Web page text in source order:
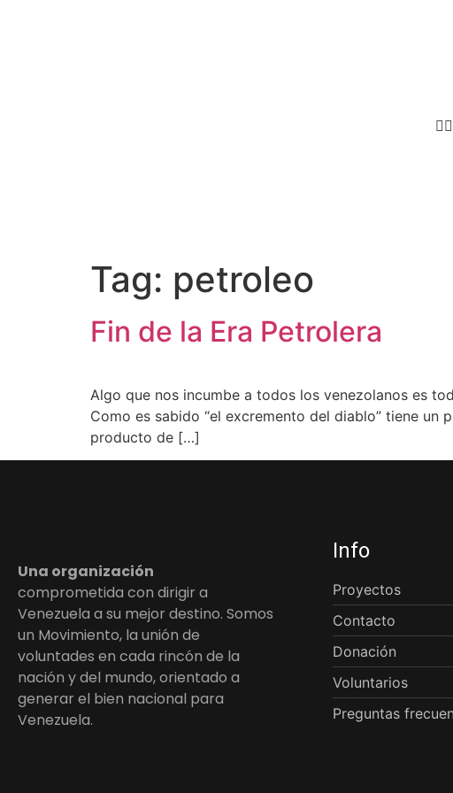
Tag: petroleo
Fin de la Era Petrolera
Algo que nos incumbe a todos los venezolanos es
Como es sabido “el excremento del diablo” tiene
producto de […]
Una organización
comprometida con dirigir a
Venezuela a su mejor destino. Somos
un Movimiento, la unión de
voluntades en cada rincón de la
nación y del mundo, orientado a
generar el bien nacional para
Venezuela.
Info
Proyectos
Contacto
Donación
Voluntarios
Preguntas